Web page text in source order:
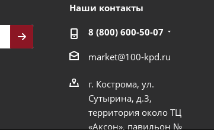
Наши контакты
8 (800) 600-50-07
market@100-kpd.ru
г. Кострома, ул.
Сутырина, д.3,
территория около ТЦ
«Аксон», павильон №